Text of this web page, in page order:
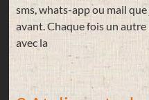
sms, whats-app ou mail
avant. Chaque fois un
avec la